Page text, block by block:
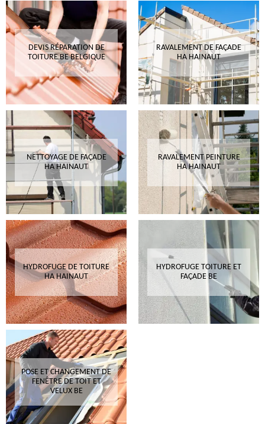
DEVIS RÉPARATION DE
TOITURE BE BELGIQUE
RAVALEMENT DE FAÇADE
HA HAINAUT
NETTOYAGE DE FAÇADE
HA HAINAUT
RAVALEMENT PEINTURE
HA HAINAUT
HYDROFUGE DE TOITURE
HA HAINAUT
HYDROFUGE TOITURE ET
FAÇADE BE
POSE ET CHANGEMENT DE
FENÊTRE DE TOIT ET
VELUX BE